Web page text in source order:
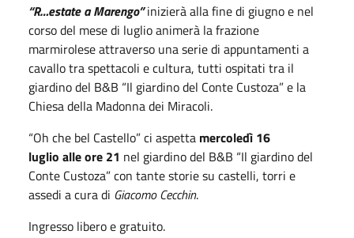
“R…estate a Marengo”inizierà alla fine di giugno e nel
corso del mese di luglio animerà la frazione
marmirolese attraverso una serie di appuntamenti a
cavallo tra spettacoli e cultura, tutti ospitati tra il
giardino del B&B “Il giardino del Conte Custoza” e la
Chiesa della Madonna dei Miracoli.
“Oh che bel Castello” ci aspetta mercoledì 16
luglio alle ore 21 nel giardino del B&B “Il giardino del
Conte Custoza” con tante storie su castelli, torri e
assedi a cura di Giacomo Cecchin.
Ingresso libero e gratuito.